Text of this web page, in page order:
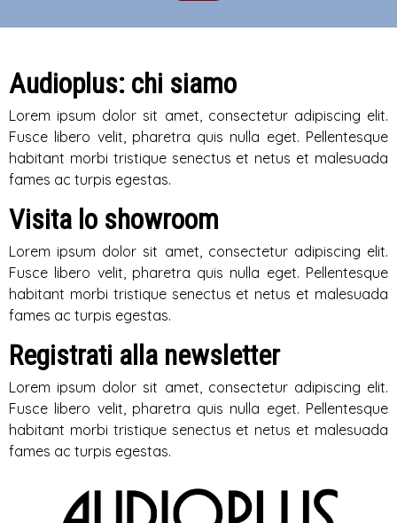
Audioplus: chi siamo
Lorem ipsum dolor sit amet, consectetur adipiscing elit.
Fusce libero velit, pharetra quis nulla eget. Pellentesque
habitant morbi tristique senectus et netus et malesuada
fames ac turpis egestas.
Visita lo showroom
Lorem ipsum dolor sit amet, consectetur adipiscing elit.
Fusce libero velit, pharetra quis nulla eget. Pellentesque
habitant morbi tristique senectus et netus et malesuada
fames ac turpis egestas.
Registrati alla newsletter
Lorem ipsum dolor sit amet, consectetur adipiscing elit.
Fusce libero velit, pharetra quis nulla eget. Pellentesque
habitant morbi tristique senectus et netus et malesuada
fames ac turpis egestas.